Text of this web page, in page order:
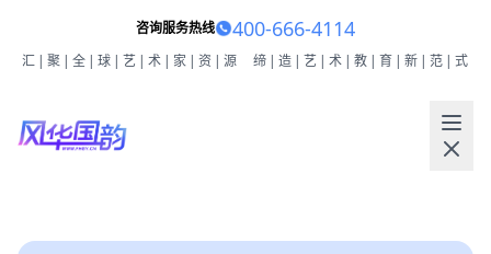
咨询服务热线 400-666-4114
汇|聚|全|球|艺|术|家|资|源 缔|造|艺|术|教|育|新|范|式